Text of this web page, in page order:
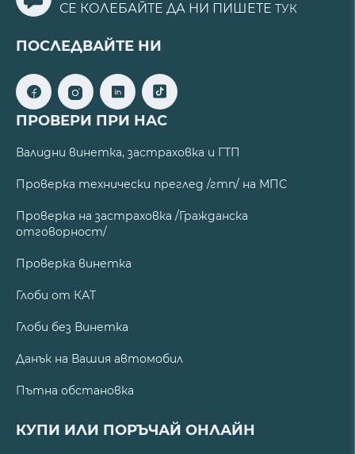
СЕ КОЛЕБАЙТЕ ДА НИ ПИШЕТЕ ТУК
ПОСЛЕДВАЙТЕ НИ
ПРОВЕРИ ПРИ НАС
Валидни винетка, застраховка и ГТП
Проверка технически преглед /гтп/ на МПС
Проверка на застраховка /Гражданска
отговорност/
Проверка винетка
Глоби от КАТ
Глоби без Винетка
Данък на Вашия автомобил
Пътна обстановка
КУПИ ИЛИ ПОРЪЧАЙ ОНЛАЙН